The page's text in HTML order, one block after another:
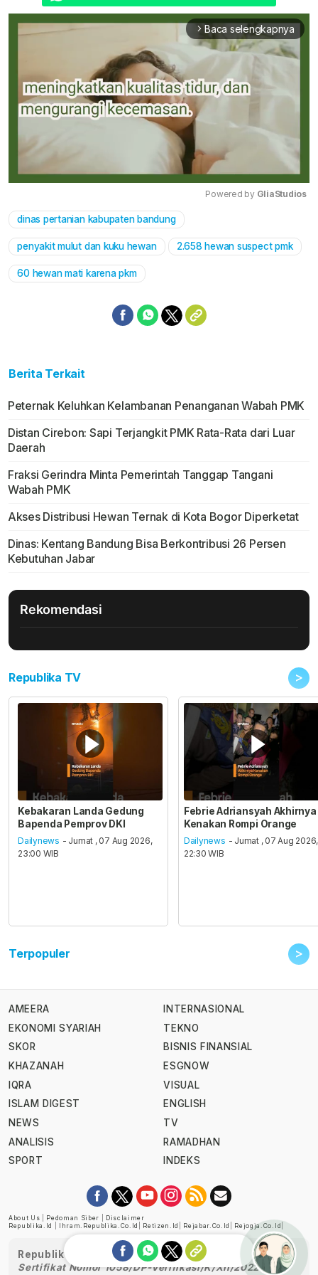
arrow_forward_ios Baca selengkapnya
Powered by GliaStudios
dinas pertanian kabupaten bandung
penyakit mulut dan kuku hewan 2.658 hewan suspect pmk
60 hewan mati karena pkm
Berita Terkait
Peternak Keluhkan Kelambanan Penanganan Wabah PMK
Distan Cirebon: Sapi Terjangkit PMK Rata-Rata dari Luar
Daerah
Fraksi Gerindra Minta Pemerintah Tanggap Tangani
Wabah PMK
Akses Distribusi Hewan Ternak di Kota Bogor Diperketat
Dinas: Kentang Bandung Bisa Berkontribusi 26 Persen
Kebutuhan Jabar
Rekomendasi
Republika TV >
Kebakaran Landa Gedung
Bapenda Pemprov DKI
Dailynews - Jumat , 07 Aug 2026,
23:00 WIB
Febrie Adriansyah Akhirnya
Kenakan Rompi Orange
Dailynews - Jumat , 07 Aug 2026,
22:30 WIB
Terpopuler >
AMEERA
EKONOMI SYARIAH
SKOR
KHAZANAH
IQRA
ISLAM DIGEST
NEWS
ANALISIS
SPORT
INTERNASIONAL
TEKNO
BISNIS FINANSIAL
ESGNOW
VISUAL
ENGLISH
TV
RAMADHAN
INDEKS
About Us Pedoman Siber
Disclaimer
Republika.id
Ihram.republika.co.id Retizen.id Rejabar.co.id Rejogja.co.id
Republika telah diverifikasi oleh Dewan Pers
Sertifikat Nomor 1058/DP-Verifikasi/K/XII/2022